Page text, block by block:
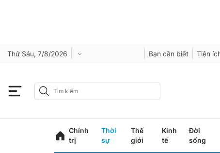
Thứ Sáu, 7/8/2026 Bạn cần biết Tiện
Chính
trị
Thời
sự
Thế
giới
Kinh
tế
Đời
sống